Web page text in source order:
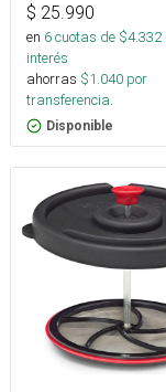
$ 25.990
en 6cuotas de $4.332
interés
ahorras $1.040 por
transferencia.
Disponible